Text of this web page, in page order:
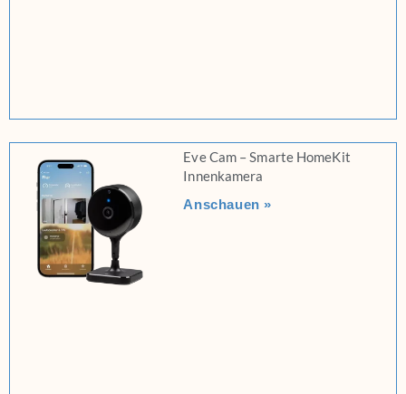
Eve Cam – Smarte HomeKit
Innenkamera
Anschauen »